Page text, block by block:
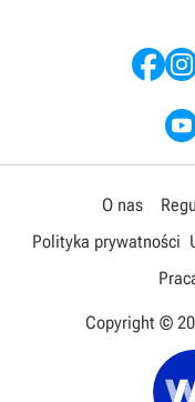
O nas
Polityka prywatności
Copyright ©